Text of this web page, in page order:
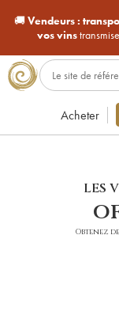
🚚Vendeurs :
vos vins
Acheter
LES
Obtenez